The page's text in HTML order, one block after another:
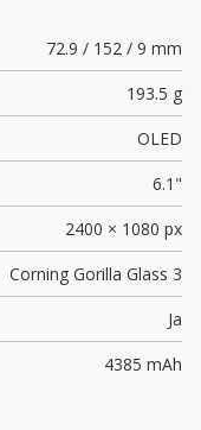
72.9 / 152 / 9 mm
193.5 g
OLED
6.1"
2400 × 1080 px
Corning Gorilla Glass 3
Ja
4385 mAh